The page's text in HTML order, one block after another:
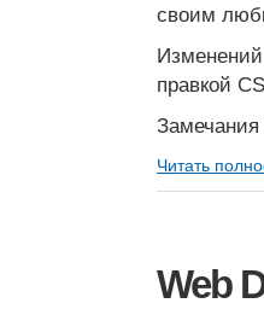
своим
Изменений
правкой
Замечания
Читать
Web